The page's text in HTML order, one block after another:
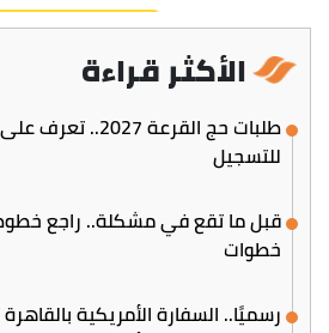
الأكثر قراءة
طلبات حج القرعة
للتسجيل
خطوات
رسميًا.. السفارة الأمريكية